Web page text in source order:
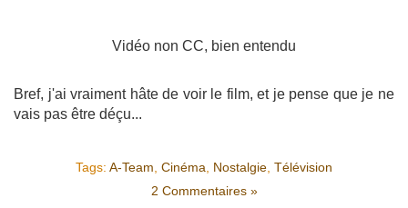
Vidéo non CC, bien entendu
Bref, j'ai vraiment hâte de voir le film, et je pense que je ne
vais pas être déçu...
Tags: A-Team, Cinéma, Nostalgie, Télévision
2 Commentaires »